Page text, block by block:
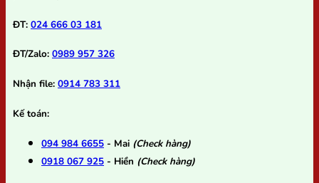
ĐT: 024 666 03 181
ĐT/Zalo: 0989 957 326
Nhận file: 0914 783 311
Kế toán:
094 984 6655 - Mai (Check hàng)
0918 067 925 - Hiền (Check hàng)